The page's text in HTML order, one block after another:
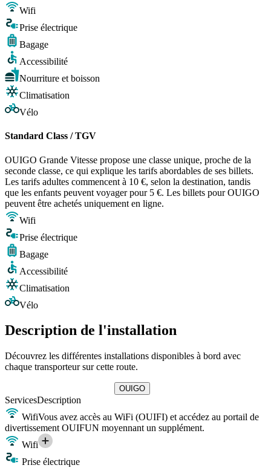
Wifi
Prise électrique
Bagage
Accessibilité
Nourriture et boisson
Climatisation
Vélo
Standard Class / TGV
OUIGO Grande Vitesse propose une classe unique, proche de la
seconde classe, ce qui explique les tarifs abordables de ses billets.
Les tarifs adultes commencent à 10 €, selon la destination, tandis
que les enfants peuvent voyager pour 5 €. Les billets pour OUIGO
peuvent être achetés uniquement en ligne.
Wifi
Prise électrique
Bagage
Accessibilité
Climatisation
Vélo
Description de l'installation
Découvrez les différentes installations disponibles à bord avec
chaque transporteur sur cette route.
OUIGO
ServicesDescription
WifiVous avez accès au WiFi (OUIFI) et accédez au portail de
divertissement OUIFUN moyennant un supplément.
Wifi
Prise électrique